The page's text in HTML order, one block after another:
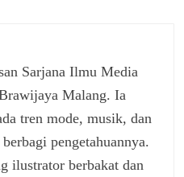
Sarjana Ilmu Media
Malang. Ia
tren mode, musik, dan
pengetahuannya.
ilustrator berbakat dan